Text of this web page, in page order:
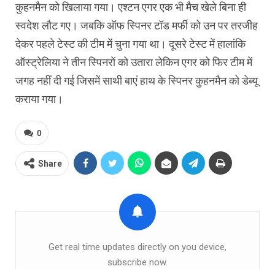
कुहनमैन को खिलाया गया। एश्टन एगर एक भी मैच खेले बिना ही
स्वदेश लौट गए। जबकि ऑफ स्पिनर टॉड मर्फी को उन पर तरजीह
देकर पहले टेस्ट की टीम में चुना गया था। दूसरे टेस्ट में हालांकि
ऑस्ट्रेलिया ने तीन स्पिनरों को उतारा लेकिन एगर को फिर टीम में
जगह नहीं दी गई जिसमें साथी बाएं हाथ के स्पिनर कुहनमैन को डेब्यू
कराया गया।
0
Share
Get real time updates directly on you device,
subscribe now.